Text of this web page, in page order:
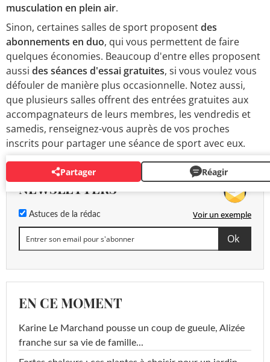
musculation en plein air.
Sinon, certaines salles de sport proposentdes
abonnements en duo, qui vous permettent de faire
quelques économies. Beaucoup d'entre elles proposent
aussi des séances d'essai gratuites, si vous voulez vous
défouler de manière plus occasionnelle. Notez aussi,
que plusieurs salles offrent des entrées gratuites aux
accompagnateurs de leurs membres, les vendredis et
samedis, renseignez-vous auprès de vos proches
inscrits pour partager une séance de sport avec eux.
Partager Réagir
NEWSLETTERS
Astuces de la rédac Voir un exemple
EN CE MOMENT
Karine Le Marchand pousse un coup de gueule, Alizée
franche sur sa vie de famille...